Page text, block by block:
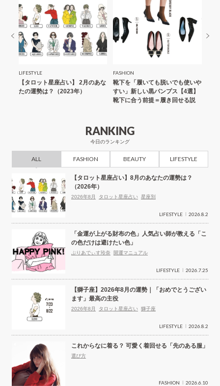
ン
LIFESTYLE
【タロット星座占い】 2月のあな
たの運勢は？（2023年）
FASHION
靴下を「履いても脱いでも使いや
すい」新しい黒パンプス【4選】
靴下に合う前提＝履き回せる説
RANKING
今日のランキング
ALL FASHION BEAUTY LIFESTYLE
【タロット星座占い】8月のあなたの運勢は？
（2026年）
2026年8月 タロット星座占い 星座別
LIFESTYLE 2026.8.2
「金運が上がる財布の色」人気占い師が教える「こ
の色だけは避けたい色」
ぷりあでぃす玲奈 開運マニュアル
LIFESTYLE 2026.7.25
【獅子座】2026年8月の運勢｜「おめでとうござい
ます」最高の主役
2026年8月 タロット星座占い 獅子座
LIFESTYLE 2026.8.2
これからなに着る？ 可愛く着回せる「先のある服」
選び方
FASHION 2026.6.10